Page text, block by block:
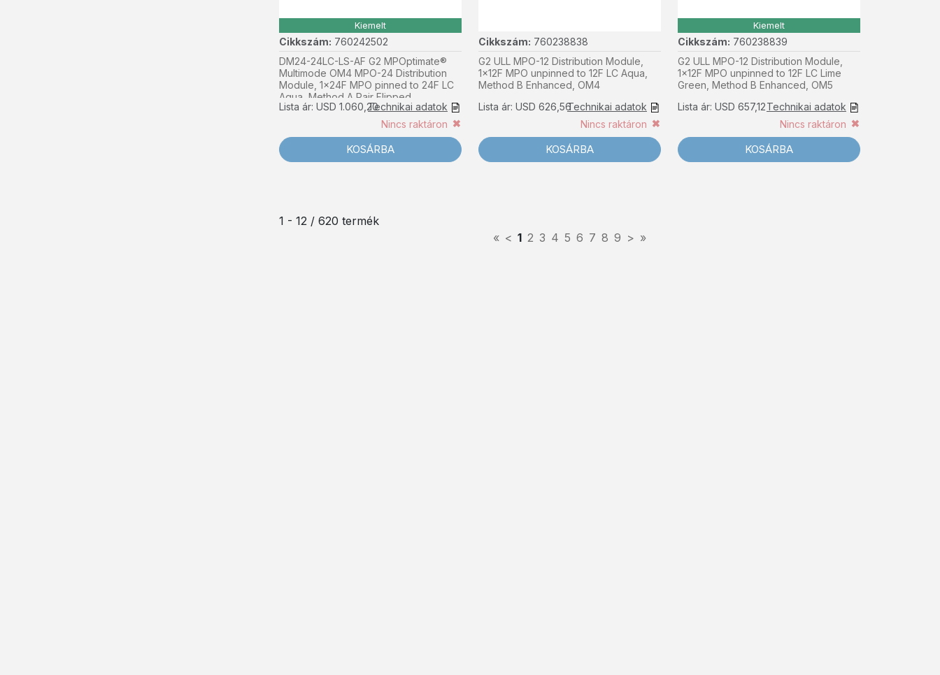
Kiemelt
Cikkszám: 760242502
DM24-24LC-LS-AF G2 MPOptimate®
Multimode OM4 MPO-24 Distribution
Module, 1x24F MPO pinned to 24F LC
Aqua, Method A Pair Flipped
Technikai adatok
Lista ár: USD 1.060,20
Nincs raktáron
KOSÁRBA
Cikkszám: 760238838
G2 ULL MPO-12 Distribution Module,
1x12F MPO unpinned to 12F LC Aqua,
Method B Enhanced, OM4
Technikai adatok
Lista ár: USD 626,56
Nincs raktáron
KOSÁRBA
Kiemelt
Cikkszám: 760238839
G2 ULL MPO-12 Distribution Module,
1x12F MPO unpinned to 12F LC Lime
Green, Method B Enhanced, OM5
Technikai adatok
Lista ár: USD 657,12
Nincs raktáron
KOSÁRBA
1 - 12 / 620 termék
« < 1 2 3 4 5 6 7 8 9 > »